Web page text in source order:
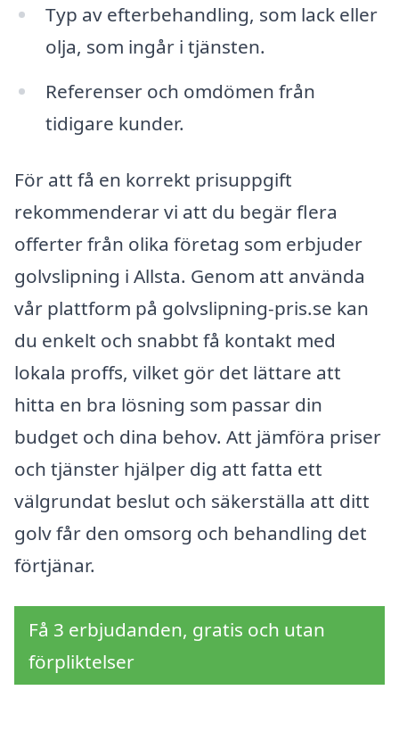
Typ av efterbehandling, som lack eller
olja, som ingår i tjänsten.
Referenser och omdömen från
tidigare kunder.
För att få en korrekt prisuppgift
rekommenderar vi att du begär flera
offerter från olika företag som erbjuder
golvslipning i Allsta. Genom att använda
vår plattform på golvslipning-pris.se kan
du enkelt och snabbt få kontakt med
lokala proffs, vilket gör det lättare att
hitta en bra lösning som passar din
budget och dina behov. Att jämföra priser
och tjänster hjälper dig att fatta ett
välgrundat beslut och säkerställa att ditt
golv får den omsorg och behandling det
förtjänar.
Få 3 erbjudanden, gratis och utan
förpliktelser